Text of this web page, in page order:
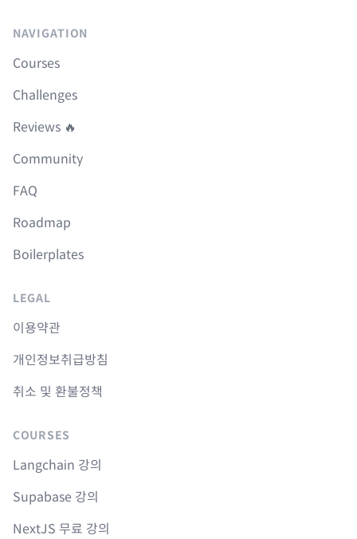
NAVIGATION
Courses
Challenges
Reviews 🔥
Community
FAQ
Roadmap
Boilerplates
LEGAL
이용약관
개인정보취급방침
취소 및 환불정책
COURSES
Langchain 강의
Supabase 강의
NextJS 무료 강의